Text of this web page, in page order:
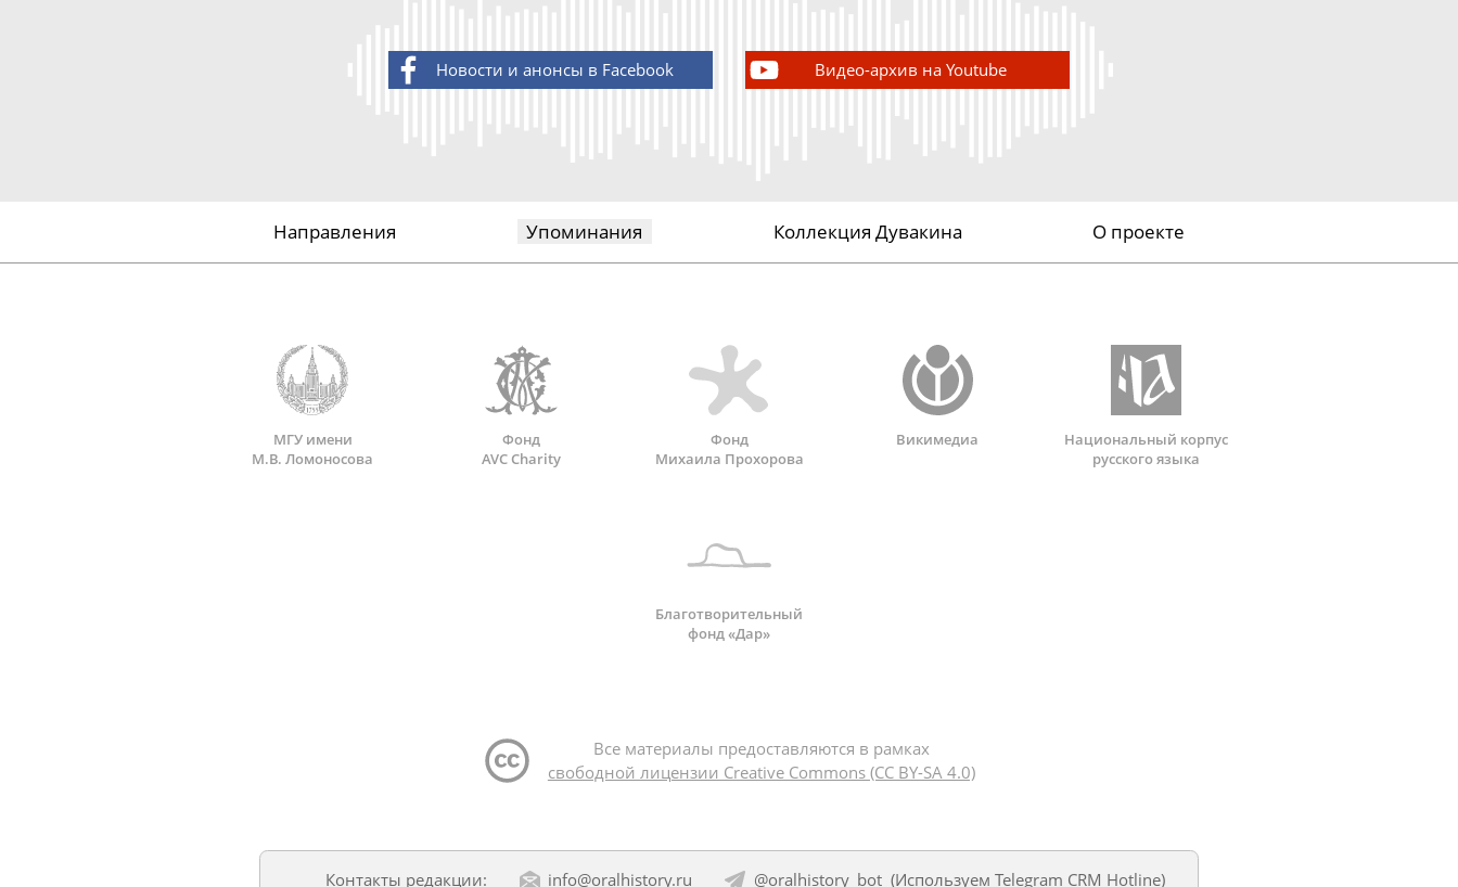
Новости и анонсы в Facebook Видео-архив на Youtube
Направления Упоминания Коллекция Дувакина О проекте
МГУ имени
М.В. Ломоносова
Фонд
AVC Charity
Фонд
Михаила Прохорова
Викимедиа
Национальный корпус
русского языка
Благотворительный
фонд «Дар»
Все материалы предоставляются в рамках
свободной лицензии Creative Commons (CC BY-SA 4.0)
Контакты редакции: info@oralhistory.ru @oralhistory_bot(Используем Telegram CRM Hotline)